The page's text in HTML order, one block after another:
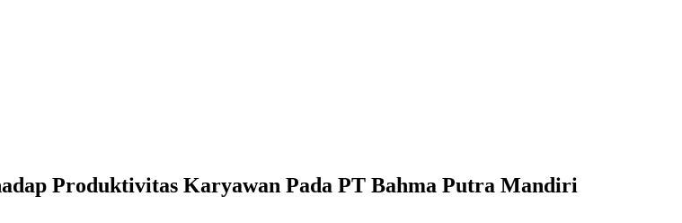
Produktivitas Karyawan Pada PT Bahma Putra Mandiri